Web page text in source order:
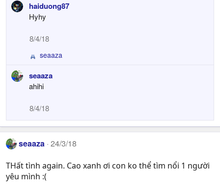
haiduong87
Hyhy
8/4/18
R
a
c
n
s
:
seaaza
seaaza
ahihi
8/4/18
seaaza 24/3/18
THất tình again. Cao xanh ơi con ko thể tìm nổi 1 người
yêu mình :(